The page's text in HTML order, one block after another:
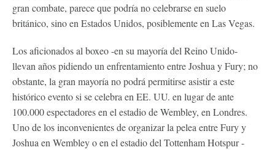
gran combate, parece que podría no celebrarse en suelo
británico, sino en Estados Unidos, posiblemente en Las Vegas.
Los aficionados al boxeo -en su mayoría del Reino Unido-
llevan años pidiendo un enfrentamiento entre Joshua y Fury; no
obstante, la gran mayoría no podrá permitirse asistir a este
histórico evento si se celebra en EE. UU. en lugar de ante
100.000 espectadores en el estadio de Wembley, en Londres.
Uno de los inconvenientes de organizar la pelea entre Fury y
Joshua en Wembley o en el estadio del Tottenham Hotspur -